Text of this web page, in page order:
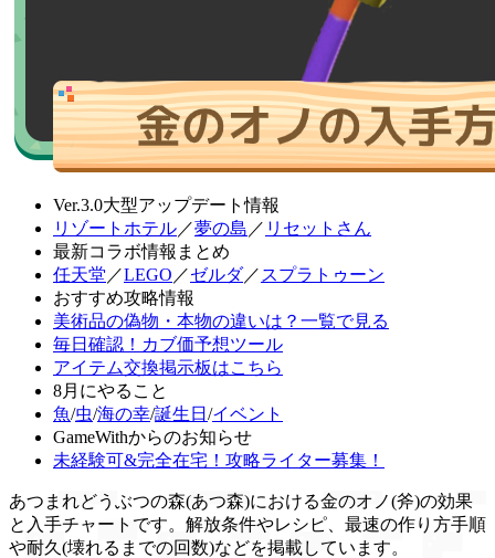
Ver.3.0大型アップデート情報
リゾートホテル／夢の島 ／ リセットさん
最新コラボ情報まとめ
任天堂 ／LEGO ／ゼルダ／ スプラトゥーン
おすすめ攻略情報
美術品の偽物・本物の違いは？一覧で見る
毎日確認！カブ価予想ツール
アイテム交換掲示板はこちら
8月にやること
魚/虫/海の幸/誕生日 /イベント
GameWithからのお知らせ
未経験可&完全在宅！攻略ライター募集！
あつまれどうぶつの森(あつ森)における金のオノ(斧)の効果
と入手チャートです。解放条件やレシピ、最速の作り方手順
や耐久(壊れるまでの回数)などを掲載しています。